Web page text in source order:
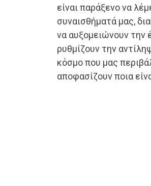
είναι παράξενο να
συναισθήματά μας,
να αυξομειώνουν την
ρυθμίζουν την
κόσμο που μας
αποφασίζουν ποια